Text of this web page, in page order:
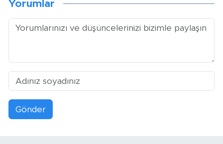
Yorumlar
Gönder